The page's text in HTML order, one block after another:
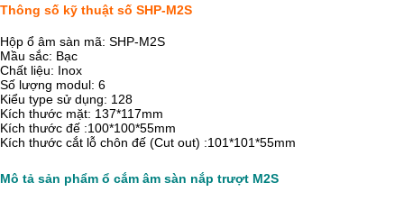
Thông số kỹ thuật số SHP-M2S
Hộp ổ âm sàn mã: SHP-M2S
Mầu sắc: Bạc
Chất liệu: Inox
Số lượng modul: 6
Kiểu type sử dụng: 128
Kích thước mặt: 137*117mm
Kích thước đế :100*100*55mm
Kích thước cắt lỗ chôn đế (Cut out) :101*101*55mm
Mô tả sản phẩm ổ cắm âm sàn nắp trượt M2S